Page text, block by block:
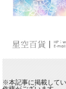
※本記事に掲載して